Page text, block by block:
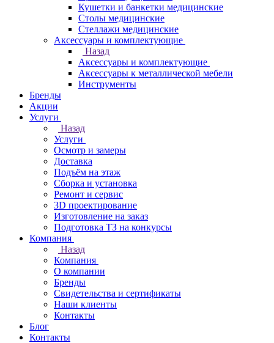
Кушетки и банкетки медицинские
Столы медицинские
Стеллажи медицинские
Аксессуары и комплектующие
Назад
Аксессуары и комплектующие
Аксессуары к металлической мебели
Инструменты
Бренды
Акции
Услуги
Назад
Услуги
Осмотр и замеры
Доставка
Подъём на этаж
Сборка и установка
Ремонт и сервис
3D проектирование
Изготовление на заказ
Подготовка ТЗ на конкурсы
Компания
Назад
Компания
О компании
Бренды
Свидетельства и сертификаты
Наши клиенты
Контакты
Блог
Контакты